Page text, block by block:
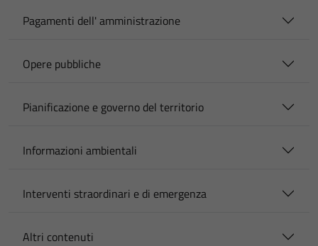
Pagamenti dell' amministrazione
Opere pubbliche
Pianificazione e governo del territorio
Informazioni ambientali
Interventi straordinari e di emergenza
Altri contenuti